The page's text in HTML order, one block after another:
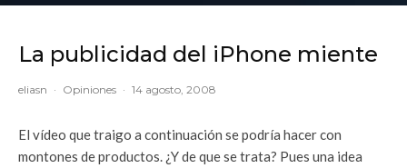
La publicidad del iPhone miente
eliasn · Opiniones · 14 agosto, 2008
El vídeo que traigo a continuación se podría hacer con
montones de productos. ¿Y de que se trata? Pues una idea